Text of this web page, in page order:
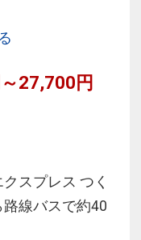
利な立地で
27,700円
スプレス つく
路線バスで約40